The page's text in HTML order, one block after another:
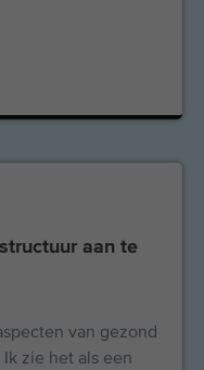
aan te
van gezond
zie het als een